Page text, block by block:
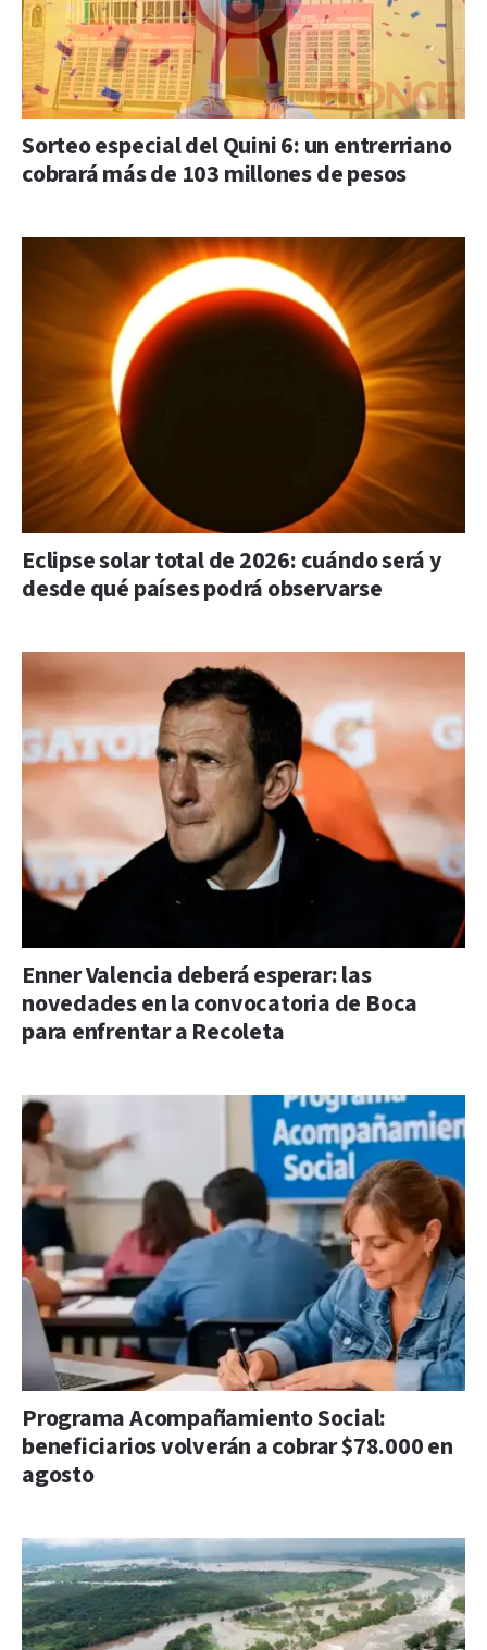
Sorteo especial del Quini 6: un entrerriano
cobrará más de 103 millones de pesos
Eclipse solar total de 2026: cuándo será y
desde qué países podrá observarse
Enner Valencia deberá esperar: las
novedades en la convocatoria de Boca
para enfrentar a Recoleta
Programa Acompañamiento Social:
beneficiarios volverán a cobrar $78.000 en
agosto